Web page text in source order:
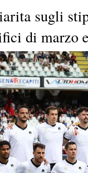
sugli
di marzo